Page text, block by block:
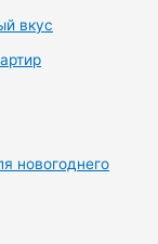
вкус
новогоднего